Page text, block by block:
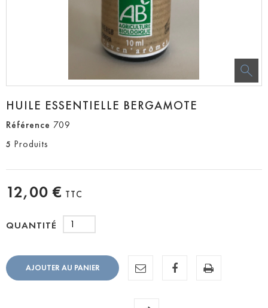
HUILE ESSENTIELLE BERGAMOTE
Référence 709
5 Produits
12,00 € TTC
QUANTITÉ
AJOUTER AU PANIER